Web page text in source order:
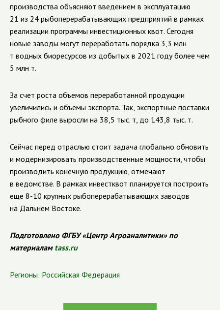
производства объясняют введением в эксплуатацию
21 из 24 рыбоперерабатывающих предприятий в рамках
реализации программы инвестиционных квот. Сегодня
новые заводы могут переработать порядка 3,3 млн
т водных биоресурсов из добытых в 2021 году более чем
5 млн т.
За счет роста объемов переработанной продукции
увеличились и объемы экспорта. Так, экспортные поставки
рыбного филе выросли на 38,5 тыс. т, до 143,8 тыс. т.
Сейчас перед отраслью стоит задача глобально обновить
и модернизировать производственные мощности, чтобы
производить конечную продукцию, отмечают
в ведомстве. В рамках инвестквот планируется построить
еще 8-10 крупных рыбоперерабатывающих заводов
на Дальнем Востоке.
Подготовлено ФГБУ «Центр Агроаналитики» по
материалам tass.ru
Регионы: Российская Федерация